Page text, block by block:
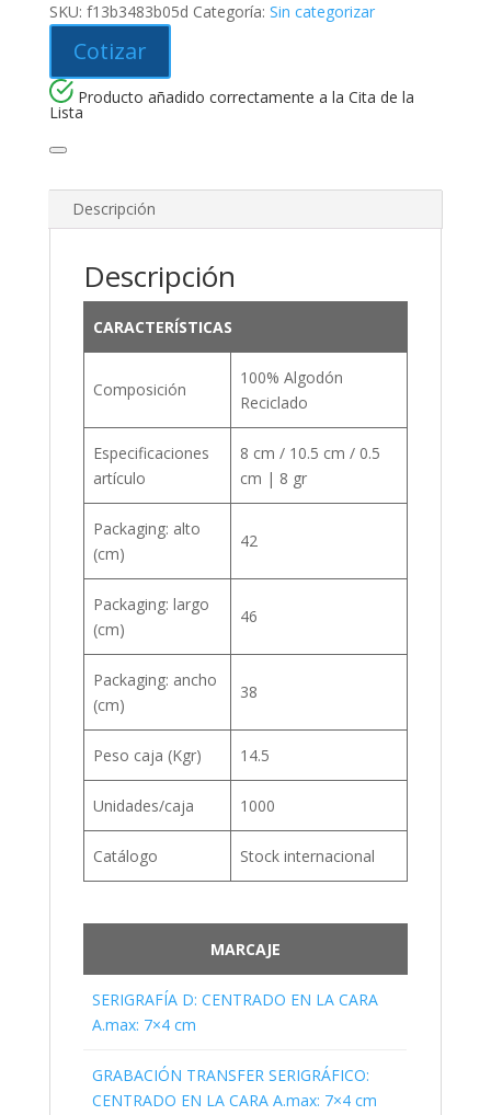
SKU: f13b3483b05d Categoría: Sin categorizar
Cotizar
Producto añadido correctamente a la Cita de la
Lista
Descripción
Descripción
CARACTERÍSTICAS
Composición
100% Algodón
Reciclado
Especificaciones
artículo
8 cm / 10.5 cm / 0.5
cm | 8 gr
Packaging: alto
(cm)
42
Packaging: largo
(cm)
46
Packaging: ancho
(cm)
38
Peso caja (Kgr) 14.5
Unidades/caja 1000
Catálogo Stock internacional
MARCAJE
SERIGRAFÍA D: CENTRADO EN LA CARA
A.max: 7×4 cm
GRABACIÓN TRANSFER SERIGRÁFICO:
CENTRADO EN LA CARA A.max: 7×4 cm